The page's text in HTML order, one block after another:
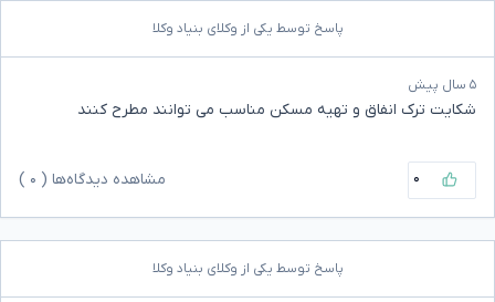
پاسخ توسط یکی از وکلای بنیاد وکلا
۵ سال پیش
شکایت ترک انفاق و تهیه مسکن مناسب می توانند مطرح کنند
۰ مشاهده دیدگاه‌ها ( ۰
پاسخ توسط یکی از وکلای بنیاد وکلا